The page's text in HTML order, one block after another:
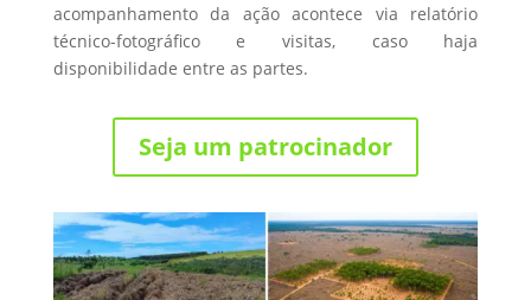
acompanhamento da ação acontece via relatório
técnico-fotográfico e visitas, caso haja
disponibilidade entre as partes.
Seja um patrocinador